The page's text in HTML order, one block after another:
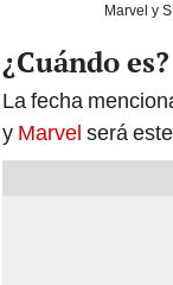
Marvel y
¿Cuándo es?
La fecha
y Marvel será